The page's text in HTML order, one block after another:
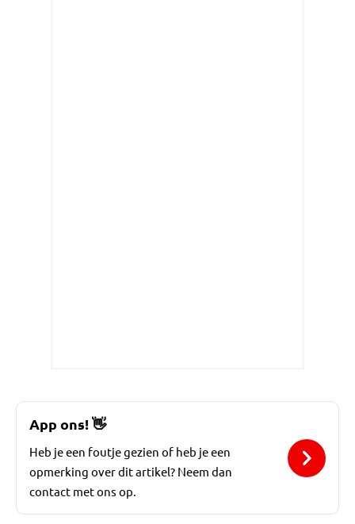
App ons!👋
Heb je een foutje gezien of heb je een
opmerking over dit artikel? Neem dan
contact met ons op.